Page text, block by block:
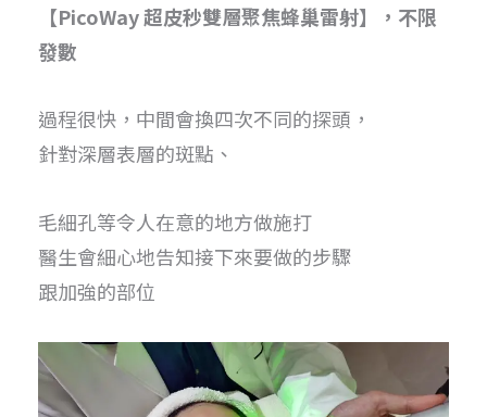
【PicoWay 超皮秒雙層聚焦蜂巢雷射】，不限
發數
過程很快，中間會換四次不同的探頭，
針對深層表層的斑點、
毛細孔等令人在意的地方做施打
醫生會細心地告知接下來要做的步驟
跟加強的部位